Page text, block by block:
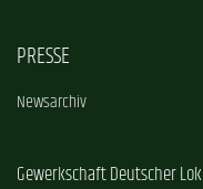
PRESSE
Newsarchiv
Gewerkschaft Deutscher